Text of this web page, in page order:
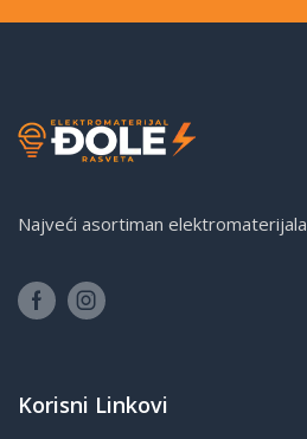
Najveći asortiman
Korisni Linkovi